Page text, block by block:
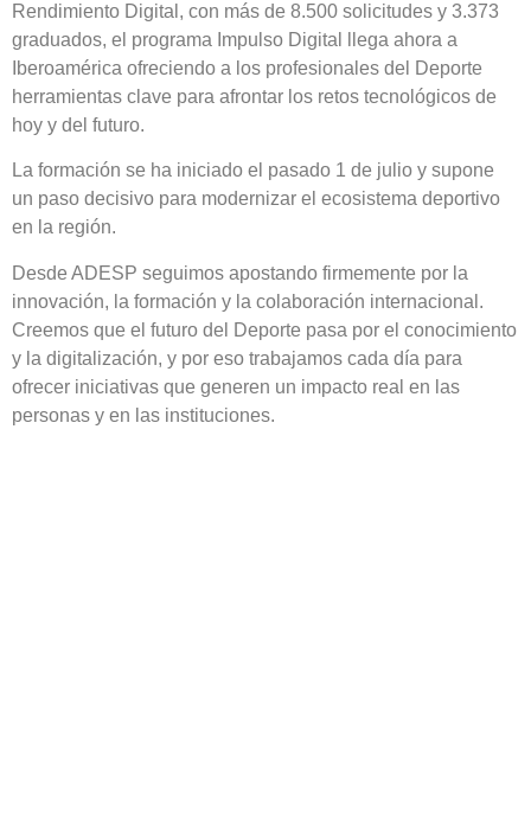
Rendimiento Digital, con más de 8.500 solicitudes y 3.373
graduados, el programa Impulso Digital llega ahora a
Iberoamérica ofreciendo a los profesionales del Deporte
herramientas clave para afrontar los retos tecnológicos de
hoy y del futuro.
La formación se ha iniciado el pasado 1 de julio y supone
un paso decisivo para modernizar el ecosistema deportivo
en la región.
Desde ADESP seguimos apostando firmemente por la
innovación, la formación y la colaboración internacional.
Creemos que el futuro del Deporte pasa por el conocimiento
y la digitalización, y por eso trabajamos cada día para
ofrecer iniciativas que generen un impacto real en las
personas y en las instituciones.